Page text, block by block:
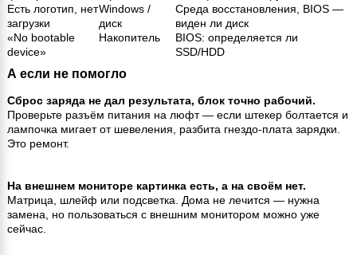
Есть логотип, нет
загрузки
Windows /
диск
Среда восстановления, BIOS —
виден ли диск
«No bootable
device»
Накопитель
BIOS: определяется ли
SSD/HDD
А если не помогло
Сброс заряда не дал результата, блок точно рабочий.
Проверьте разъём питания на люфт — если штекер болтается и
лампочка мигает от шевеления, разбита гнездо-плата зарядки.
Это ремонт.
На внешнем мониторе картинка есть, а на своём нет.
Матрица, шлейф или подсветка. Дома не лечится — нужна
замена, но пользоваться с внешним монитором можно уже
сейчас.